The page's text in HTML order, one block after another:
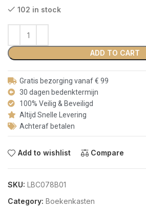
102 in stock
ADD TO CART
Gratis bezorging vanaf € 99
30 dagen bedenktermijn
100% Veilig & Beveiligd
Altijd Snelle Levering
Achteraf betalen
Add to wishlist Compare
SKU: LBC078B01
Category: Boekenkasten